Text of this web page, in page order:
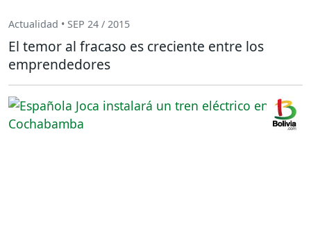
Actualidad • SEP 24 / 2015
El temor al fracaso es creciente entre los
emprendedores